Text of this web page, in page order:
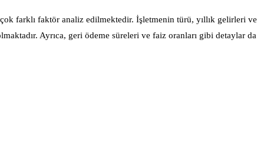
farklı faktör analiz edilmektedir. İşletmenin türü, yıllık gelirleri
Ayrıca, geri ödeme süreleri ve faiz oranları gibi detaylar